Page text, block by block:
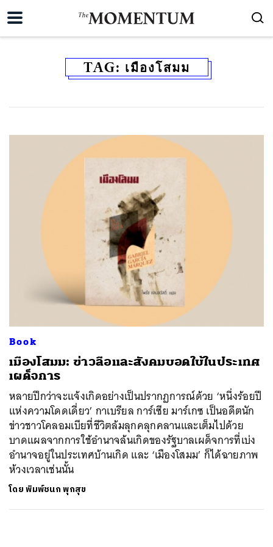
TAG: เมืองโสมม
Book
เมืองโสมม: ข่าวลือและสังคมบอดใบ้ในประเทศ
เผด็จการ
หลายปีกว่าจะแจ้งเกิดอย่างเป็นปรากฏการณ์ด้วย ‘หนึ่งร้อยปี
แห่งความโดดเดี่ยว’ กาเบรียล การ์เซีย มาร์เกซ เป็นอดีตนัก
ข่าวชาวโคลอมเบียที่ชีวิตล้มลุกคลุกคลานและเต็มไปด้วย
บาดแผลจากการใช้อำนาจล้นเกิดของรัฐบาลเผด็จการที่เบ่ง
อำนาจอยู่ในประเทศบ้านเกิด และ ‘เมืองโสมม’ ก็ได้ฉายภาพ
ห้วงเวลาเช่นนั้น
โดยพิมพ์ชนก พุกสุข